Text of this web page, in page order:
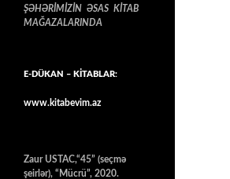
ŞƏHƏRİMİZİN ƏSAS KİTAB
MAĞAZALARINDA
E-DÜKAN – KİTABLAR:
www.kitabevim.az
Zaur USTAC,“45” (seçmə
şeirlər), “Mücrü”, 2020.